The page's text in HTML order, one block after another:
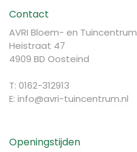
Contact
AVRI Bloem- en Tuincentrum
Heistraat 47
4909 BD Oosteind
T: 0162-312913
E: info@avri-tuincentrum.nl
Openingstijden